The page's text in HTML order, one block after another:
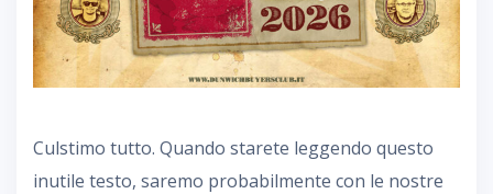
Culstimo tutto. Quando starete leggendo questo
inutile testo, saremo probabilmente con le nostre